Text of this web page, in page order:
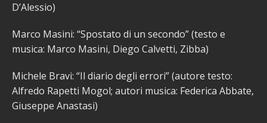
D’Alessio)
Marco Masini: “Spostato di un secondo” (testo e
musica: Marco Masini, Diego Calvetti, Zibba)
Michele Bravi: “Il diario degli errori” (autore testo:
Alfredo Rapetti Mogol; autori musica: Federica Abbate,
Giuseppe Anastasi)